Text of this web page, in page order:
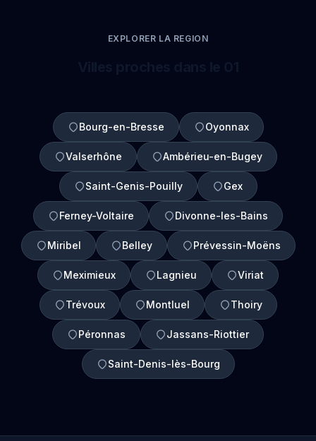
EXPLORER LA REGION
Bourg-en-Bresse Oyonnax
Valserhône Ambérieu-en-Bugey
Saint-Genis-Pouilly Gex
Ferney-Voltaire Divonne-les-Bains
Miribel Belley Prévessin-Moëns
Meximieux Lagnieu Viriat
Trévoux Montluel Thoiry
Péronnas Jassans-Riottier
Saint-Denis-lès-Bourg